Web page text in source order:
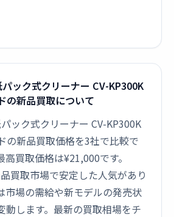
ック式クリーナー CV-KP300K
の新品買取について
ック式クリーナー CV-KP300K
の新品買取価格を3社で比較で
高買取価格は¥21,000です。
買取市場で安定した人気があり
市場の需給や新モデルの発売状
動します。最新の買取相場をチ